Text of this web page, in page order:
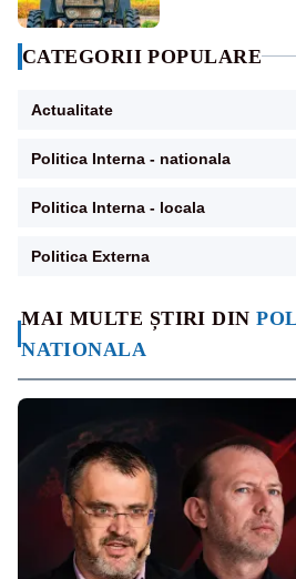
MAI MULTE ȘTIRI DIN
NATIONALA
CATEGORII POPULARE
Actualitate
Politica Interna - nationala
Politica Interna - locala
Politica Externa